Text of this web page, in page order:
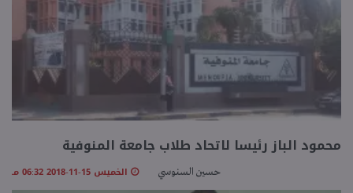
محمود الباز رئيسا لاتحاد طلاب جامعة المنوفية
حسين السنوسي الخميس 15-11-2018 06:32 مـ